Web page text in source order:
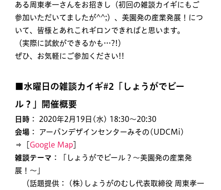
ある周東孝一さんをお招きし（初回の雑談カイギにもご
参加いただいてましたが^^;）、美園発の産業発展！につ
いて、皆様とあれこれギロンできればと思います。
（実際に試飲ができるかも…?!）
ぜひ、お気軽にご参加ください!!
■水曜日の雑談カイギ#2「しょうがでビー
ル？」開催概要
日時 ： 2020年2月19日(水) 18:30〜20:30
会場 ： アーバンデザインセンターみその(UDCMi)
⇒［ Google Map
雑談テーマ ：「しょうがでビール？〜美園発の産業発
展！〜」
（話題提供： (株)しょうがのむし代表取締役 周東孝一